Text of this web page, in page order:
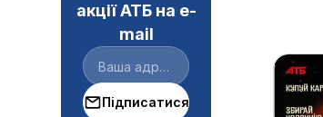
акції АТБ на e-
mail
Підписатися